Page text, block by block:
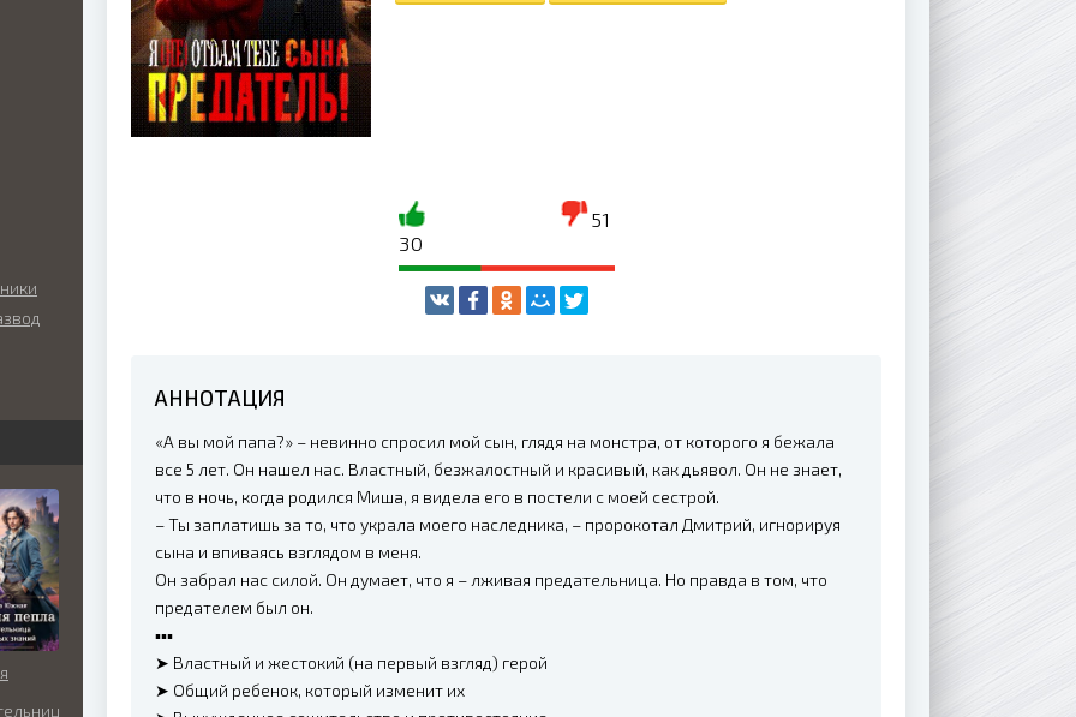
30
51
АННОТАЦИЯ
«А вы мой папа?» – невинно спросил мой сын, глядя на монстра, от которого я бежала
все 5 лет. Он нашел нас. Властный, безжалостный и красивый, как дьявол. Он не знает,
что в ночь, когда родился Миша, я видела его в постели с моей сестрой.
– Ты заплатишь за то, что украла моего наследника, – пророкотал Дмитрий, игнорируя
сына и впиваясь взглядом в меня.
Он забрал нас силой. Он думает, что я – лживая предательница. Но правда в том, что
предателем был он.
▪️▪️▪️
➤ Властный и жестокий (на первый взгляд) герой
➤ Общий ребенок, который изменит их